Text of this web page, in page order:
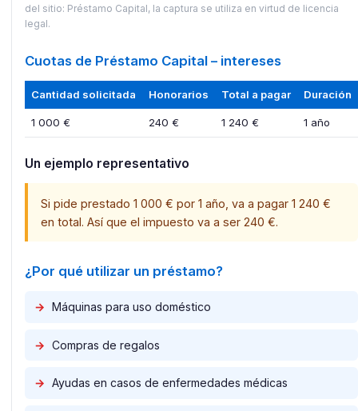
del sitio: Préstamo Capital, la captura se utiliza en virtud de licencia
legal.
Cuotas de Préstamo Capital – intereses
Cantidad solicitada Honorarios Total a pagar Duración
1 000 € 240 € 1 240 € 1 año
Un ejemplo representativo
Si pide prestado 1 000 € por 1 año, va a pagar 1 240 €
en total. Así que el impuesto va a ser 240 €.​
¿Por qué utilizar un préstamo?
→ Máquinas para uso doméstico
→ Compras de regalos
→ Ayudas en casos de enfermedades médicas